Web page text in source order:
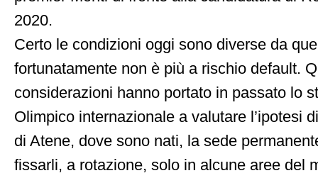
2020.
Certo le condizioni oggi sono diverse da
fortunatamente non è più a rischio default.
considerazioni hanno portato in passato lo
Olimpico internazionale a valutare l’ipotesi
di Atene, dove sono nati, la sede
fissarli, a rotazione, solo in alcune aree del